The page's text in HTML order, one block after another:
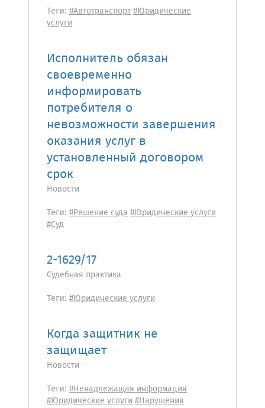
Теги: #Автотранспорт#Юридические
услуги
Исполнитель обязан
своевременно
информировать
потребителя о
невозможности завершения
оказания услуг в
установленный договором
срок
Новости
Теги: #Решение суда#Юридические услуги
#Суд
2-1629/17
Судебная практика
Теги: #Юридические услуги
Когда защитник не
защищает
Новости
Теги: #Ненадлежащая информация
#Юридические услуги#Нарушения